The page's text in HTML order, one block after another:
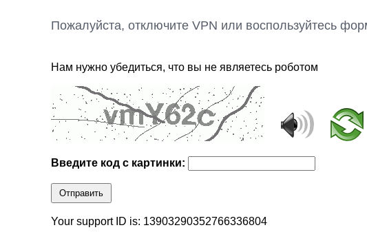
Пожалуйста, отключите VPN или воспользуйтесь
Нам нужно убедиться, что вы не являетесь роботом
Введите код с картинки:
Отправить
Your support ID is: 13903290352766336804